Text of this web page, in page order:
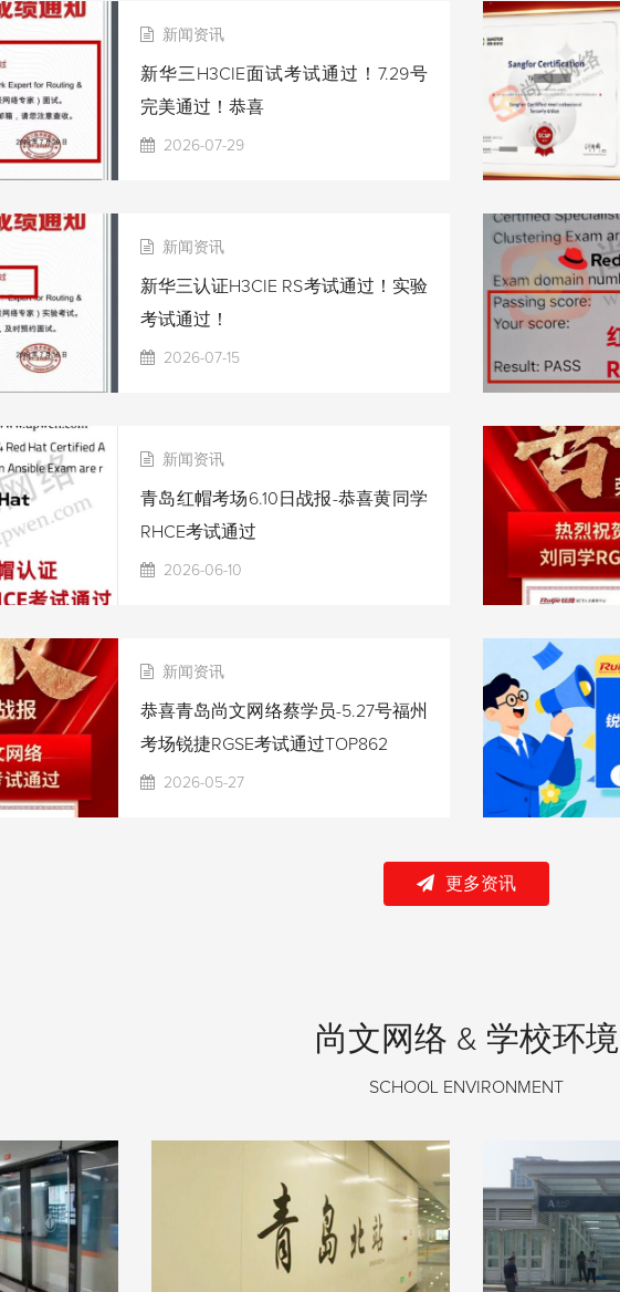
新闻资讯
新华三H3CIE面试考试通过！7.29号
完美通过！恭喜
2026-07-29
新闻资讯
新华三认证H3CIE RS考试通过！实验
考试通过！
2026-07-15
新闻资讯
青岛红帽考场6.10日战报-恭喜黄同学
RHCE考试通过
2026-06-10
新闻资讯
恭喜青岛尚文网络蔡学员-5.27号福州
考场锐捷RGSE考试通过TOP862
2026-05-27
更多资讯
尚文网络 & 学校环境
SCHOOL ENVIRONMENT